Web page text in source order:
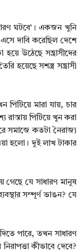
ঘটবে’। একজন খুনি
দাবি করেছিল দেশে
উঠেছে সন্ত্রাসীদের
হয়েছে সশস্ত্র সন্ত্রাসী
মারা যায়, চার
পিটিয়ে খুন করা
সমাজে কতটা নৈরাজ্য
হলো। দুই লাখ টাকার
গেছে যে সাধারণ মানুষ
সম্পূর্ণ ভাঙন? যে
পারে, তখন সাধারণ
কীভাবে দেবে?